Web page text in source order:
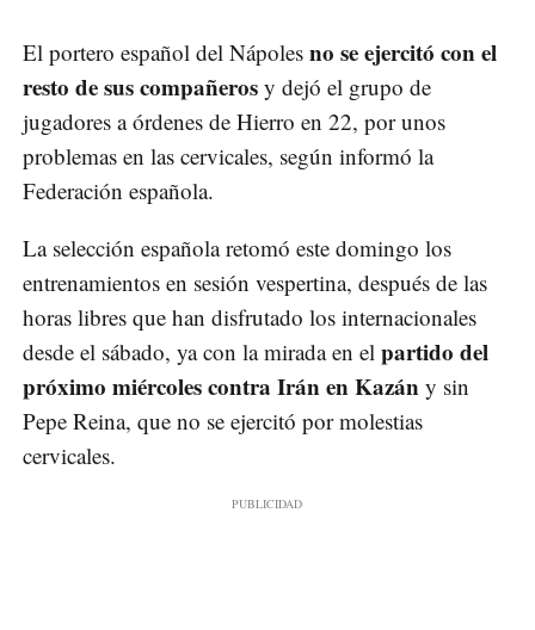
El portero español del Nápoles no se ejercitó con el
resto de sus compañeros y dejó el grupo de
jugadores a órdenes de Hierro en 22, por unos
problemas en las cervicales, según informó la
Federación española.
La selección española retomó este domingo los
entrenamientos en sesión vespertina, después de las
horas libres que han disfrutado los internacionales
desde el sábado, ya con la mirada en el partido del
próximo miércoles contra Irán en Kazán y sin
Pepe Reina, que no se ejercitó por molestias
cervicales.